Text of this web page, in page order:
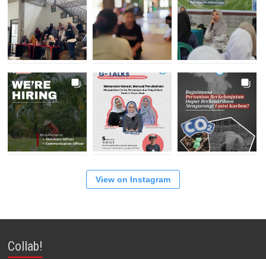
View on Instagram
Collab!